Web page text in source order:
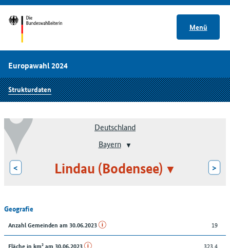
Menü
Europawahl 2024
Strukturdaten
Deutschland
Bayern
< Lindau (Bodensee) >
Geografie
Anzahl Gemeinden am 30.06.2023 19
Fläche in km² am 30.06.2023 323,4